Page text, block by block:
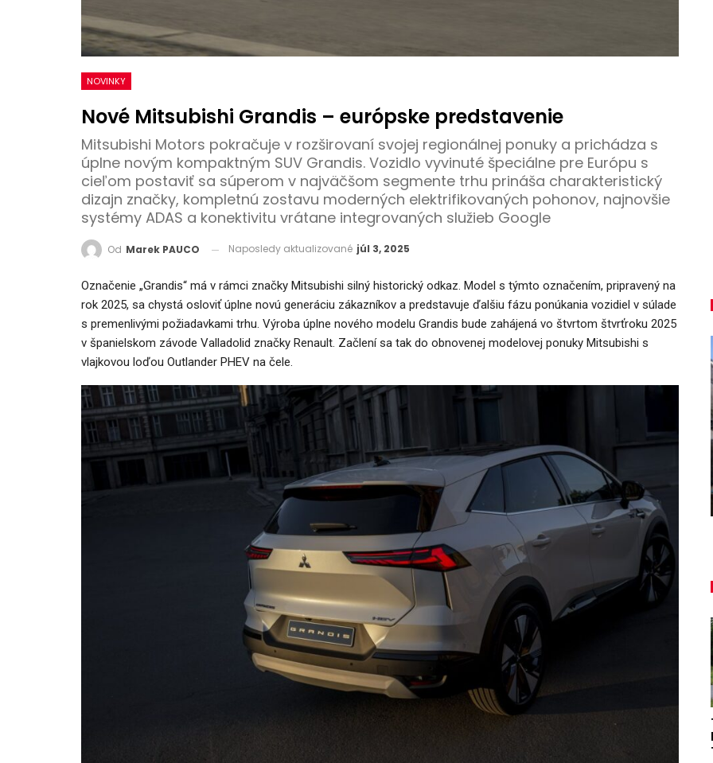
NOVINKY
Nové Mitsubishi Grandis – európske predstavenie
Mitsubishi Motors pokračuje v rozširovaní svojej regionálnej ponuky a prichádza s
úplne novým kompaktným SUV Grandis. Vozidlo vyvinuté špeciálne pre Európu s
cieľom postaviť sa súperom v najväčšom segmente trhu prináša charakteristický
dizajn značky, kompletnú zostavu moderných elektrifikovaných pohonov, najnovšie
systémy ADAS a konektivitu vrátane integrovaných služieb Google
Od Marek PAUCO Naposledy aktualizované júl 3, 2025
Označenie „Grandis“ má v rámci značky Mitsubishi silný historický odkaz. Model s týmto označením, pripravený na
rok 2025, sa chystá osloviť úplne novú generáciu zákazníkov a predstavuje ďalšiu fázu ponúkania vozidiel v súlade
s premenlivými požiadavkami trhu. Výroba úplne nového modelu Grandis bude zahájená vo štvrtom štvrťroku 2025
v španielskom závode Valladolid značky Renault. Začlení sa tak do obnovenej modelovej ponuky Mitsubishi s
vlajkovou loďou Outlander PHEV na čele.
AUTO TESTY
TEST: Ford Kuga Hybrid má veľký
2,5-litrový motor. Pôjde to…
júl 31, 2026 0
TEST: Dacia Duster hybrid-G 150
4×4 – Trojitý útok
Daniel Balucha aug 6, 2026